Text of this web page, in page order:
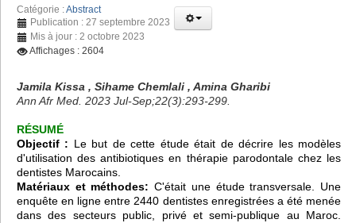
Catégorie :Abstract
Publication : 27 septembre 2023
Mis à jour : 2 octobre 2023
Affichages : 2604
Jamila Kissa , Sihame Chemlali , Amina Gharibi
Ann Afr Med. 2023 Jul-Sep;22(3):293-299.
RÉSUMÉ
Objectif : Le but de cette étude était de décrire les modèles
d'utilisation des antibiotiques en thérapie parodontale chez les
dentistes Marocains.
Matériaux et méthodes: C'était une étude transversale. Une
enquête en ligne entre 2440 dentistes enregistrées a été menée
dans des secteurs public, privé et semi-publique au Maroc.